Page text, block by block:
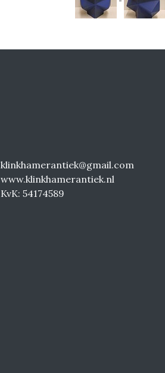
klinkhamerantiek@gmail.com
www.klinkhamerantiek.nl
KvK: 54174589